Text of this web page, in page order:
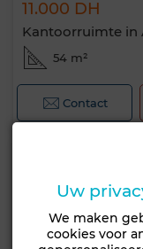
11.000 DH
Kantoorruimte in
54 m²
Contact
Uw
We maken
cookies voor